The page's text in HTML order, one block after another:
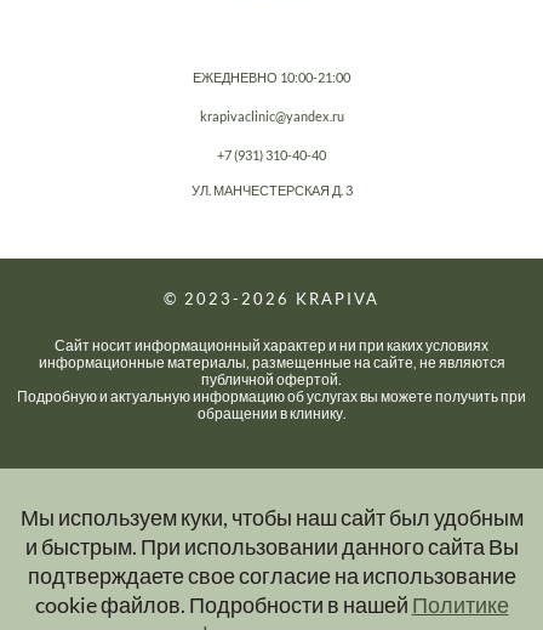
Мы используем куки, чтобы наш сайт был удобным
и быстрым. При использовании данного сайта Вы
подтверждаете свое согласие на использование
cookie файлов. Подробности в нашей Политике
ЕЖЕДНЕВНО 10:00-21:00
krapivaclinic@yandex.ru
+7 (931) 310-40-40
УЛ. МАНЧЕСТЕРСКАЯ Д. 3
© 2023-2026 KRAPIVA
Сайт носит информационный характер и ни при каких условиях
информационные материалы, размещенные на сайте, не являются
публичной офертой.
Подробную и актуальную информацию об услугах вы можете получить при
обращении в клинику.